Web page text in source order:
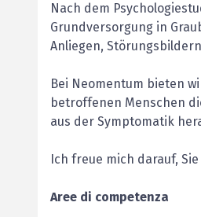
Nach dem
Grundversorgung in
Anliegen,
Bei Neomentum bieten
betroffenen Menschen
aus der Symptomatik
Ich freue mich darauf,
Aree di competenza